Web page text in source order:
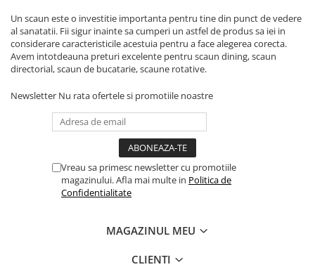
Un scaun este o investitie importanta pentru tine din punct de vedere
al sanatatii. Fii sigur inainte sa cumperi un astfel de produs sa iei in
considerare caracteristicile acestuia pentru a face alegerea corecta.
Avem intotdeauna preturi excelente pentru scaun dining, scaun
directorial, scaun de bucatarie, scaune rotative.
Newsletter Nu rata ofertele si promotiile noastre
Vreau sa primesc newsletter cu promotiile
magazinului. Afla mai multe in Politica de
Confidentialitate
MAGAZINUL MEU
CLIENTI